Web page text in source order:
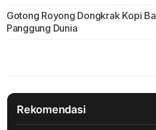
Gotong Royong Dongkrak Kopi
Panggung Dunia
Rekomendasi